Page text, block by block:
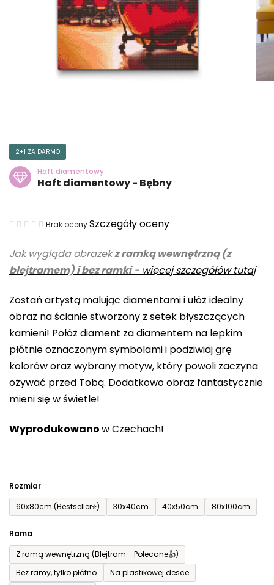
Jak wygląda obrazekz ramką wewnętrzną (z
blejtramem) i bez ramki- więcej szczegółów tutaj
Zostań artystą malując diamentami i ułóż idealny
obraz na ścianie stworzony z setek błyszczących
kamieni! Połóż diament za diamentem na lepkim
płótnie oznaczonym symbolami i podziwiaj grę
kolorów oraz wybrany motyw, który powoli zaczyna
ożywać przed Tobą. Dodatkowo obraz fantastycznie
mieni się w świetle!
Wyprodukowanow Czechach!
Rozmiar
60x80cm (Bestseller⭐)
30x40cm 40x50cm 80x100cm
Rama
Z ramą wewnętrzną (Blejtram - Polecane👍)
Bez ramy, tylko płótno
Na plastikowej desce
2+1 ZA DARMO
Haft diamentowy
Haft diamentowy - Bębny
Średnia
produktu
wynosi
na
5
gwiazdek.
Brak ocenySzczegóły oceny